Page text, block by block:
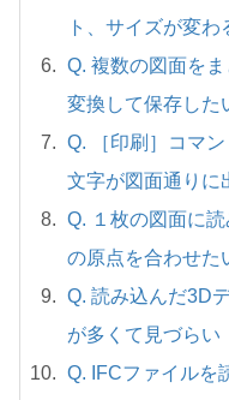
ト、サイズが変わ
Q. 複数の図面を
変換して保存した
Q. ［印刷］コマ
文字が図面通りに
Q. １枚の図面に
の原点を合わせた
Q. 読み込んだ3D
が多くて見づらい
Q. IFCファイルを